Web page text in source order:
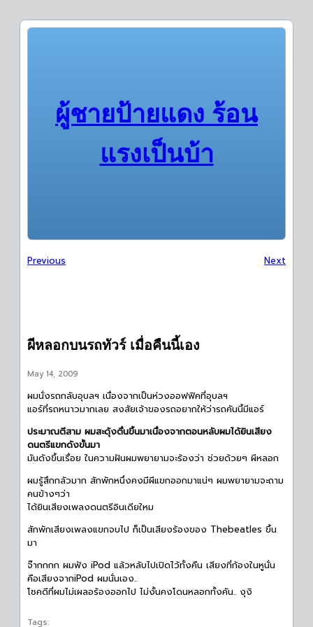
ผู้ชายป้ายแดง ร้อน
แรงเป็นบ้า
Previous Next
ผีหลอกบนรถทัวร์ เมื่อคืนนี้เอง
May 14, 2009
ผมนั่งรถกลับอุบลฯ เนื่องจากเป็นห่วงออฟฟิคที่อุบลฯ
แอร์ที่รถหนาวมากเลย สงสัยเจ้าของรถอยากให้ว่ารถคันนี้มีแอร์
ประมาณตีสาม ผมสะดุ้งตื่นขึ้นมาเนื่องจากตอนหลับผมได้ยินเสียง
ดนตรีแขกดังขั้นมา
มันดังขึ้นเรื่อย ในความฝันผมพยายามจะร้องว่า ช่วยด้วยๆ ผีหลอก
ผมรู้สึกกลัวมาก สักพักหนึ่งคงมีผีแขกออกมาแน่ๆ ผมพยายามจะถาม
คนข้างๆว่า
ได้ยินเสียงเพลงดนตรีอินเดียใหม
สักพักเสียงเพลงแขกจบไป ก็เป็นเสียงร้องของ Thebeatles ขึ้น
มา
จ๊ากกกก ผมฟัง iPod แล้วหลับไปเปิดไว้ทั้งคืน เสียงที่ก้องในหูนั่น
คือเสียงจากiPod ผมนั่นเอง..
โชคดีที่ผมไม่เผลอร้องออกไป ไม่งั้นคงโดนหลอกทั้งคัน.. งุงิ
Tags: